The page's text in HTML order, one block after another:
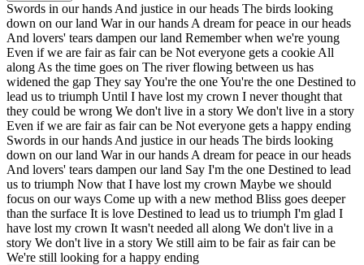
Swords in our hands And justice in our heads The birds looking
down on our land War in our hands A dream for peace in our heads
And lovers' tears dampen our land Remember when we're young
Even if we are fair as fair can be Not everyone gets a cookie All
along As the time goes on The river flowing between us has
widened the gap They say You're the one You're the one Destined to
lead us to triumph Until I have lost my crown I never thought that
they could be wrong We don't live in a story We don't live in a story
Even if we are fair as fair can be Not everyone gets a happy ending
Swords in our hands And justice in our heads The birds looking
down on our land War in our hands A dream for peace in our heads
And lovers' tears dampen our land Say I'm the one Destined to lead
us to triumph Now that I have lost my crown Maybe we should
focus on our ways Come up with a new method Bliss goes deeper
than the surface It is love Destined to lead us to triumph I'm glad I
have lost my crown It wasn't needed all along We don't live in a
story We don't live in a story We still aim to be fair as fair can be
We're still looking for a happy ending